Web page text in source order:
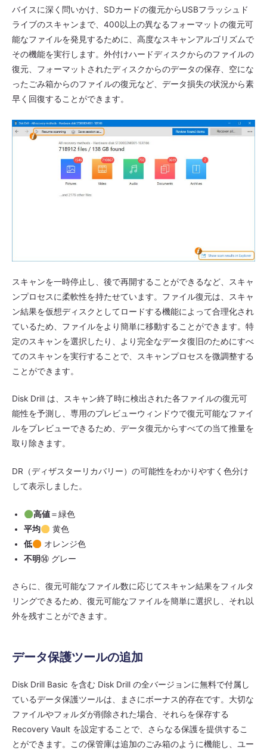
バイスに深く問いかけ、SDカードの復元からUSBフラッシュド
ライブのスキャンまで、400以上の異なるフォーマットの復元可
能なファイルを発見するために、高度なスキャンアルゴリズムで
その機能を実行します。外付けハードディスクからのファイルの
復元、フォーマットされたディスクからのデータの保存、空にな
ったごみ箱からのファイルの復元など、データ損失の状況から素
早く回復することができます。
スキャンを一時停止し、後で再開することができるなど、スキャ
ンプロセスに柔軟性を持たせています。ファイル復元は、スキャ
ン結果を仮想ディスクとしてロードする機能によって合理化され
ているため、ファイルをより簡単に移動することができます。特
定のスキャンを選択したり、より完全なデータ復旧のためにすべ
てのスキャンを実行することで、スキャンプロセスを微調整する
ことができます。
Disk Drill は、スキャン終了時に検出された各ファイルの復元可
能性を予測し、専用のプレビューウィンドウで復元可能なファイ
ルをプレビューできるため、データ復元からすべての当て推量を
取り除きます。
DR（ディザスターリカバリー）の可能性をわかりやすく色分け
して表示しました。
高値＝緑色
平均
黄色
低
オレンジ色
不明⑭ グレー
さらに、復元可能なファイル数に応じてスキャン結果をフィルタ
リングできるため、復元可能なファイルを簡単に選択し、それ以
外を残すことができます。
データ保護ツールの追加
Disk Drill Basic を含む Disk Drill の全バージョンに無料で付属し
ているデータ保護ツールは、まさにボーナス的存在です。大切な
ファイルやフォルダが削除された場合、それらを保存する
Recovery Vault を設定することで、さらなる保護を提供するこ
とができます。この保管庫は追加のごみ箱のように機能し、ユー